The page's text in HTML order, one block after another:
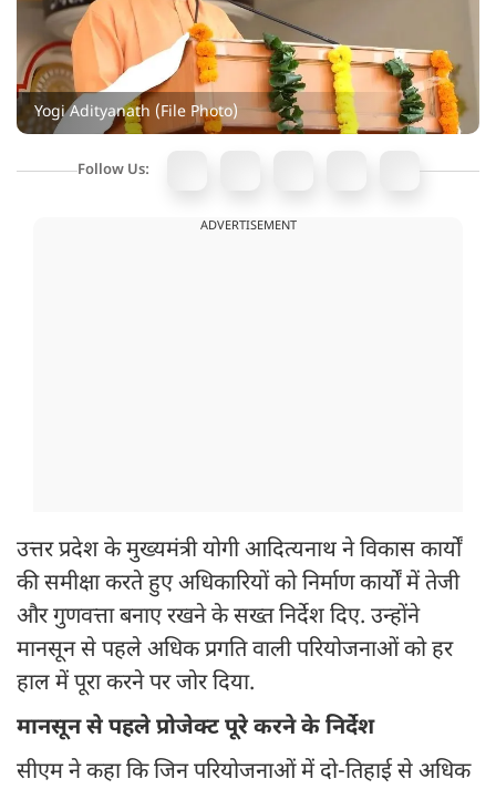
Yogi Adityanath (File Photo)
Follow Us:
ADVERTISEMENT
उत्तर प्रदेश के मुख्यमंत्री योगी आदित्यनाथ ने विकास कार्यों
की समीक्षा करते हुए अधिकारियों को निर्माण कार्यों में तेजी
और गुणवत्ता बनाए रखने के सख्त निर्देश दिए. उन्होंने
मानसून से पहले अधिक प्रगति वाली परियोजनाओं को हर
हाल में पूरा करने पर जोर दिया.
मानसून से पहले प्रोजेक्ट पूरे करने के निर्देश
सीएम ने कहा कि जिन परियोजनाओं में दो-तिहाई से अधिक